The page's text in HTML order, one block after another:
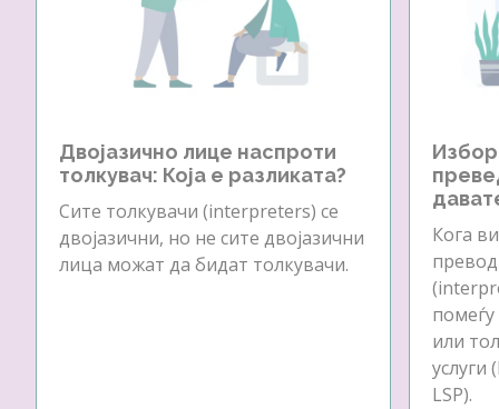
Двојазично лице наспроти
толкувач: Која е разликата?
Сите толкувачи (interpreters) се
двојазични, но не сите двојазични
лица можат да бидат толкувачи.
Кога
или
услуги
LSP).